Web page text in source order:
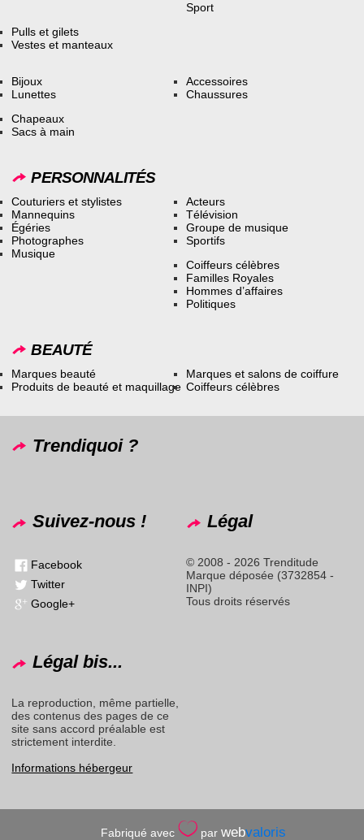
Sport
Pulls et gilets
Vestes et manteaux
Bijoux
Lunettes
Accessoires
Chaussures
Chapeaux
Sacs à main
PERSONNALITÉS
Couturiers et stylistes
Mannequins
Égéries
Photographes
Musique
Acteurs
Télévision
Groupe de musique
Sportifs
Coiffeurs célèbres
Familles Royales
Hommes d’affaires
Politiques
BEAUTÉ
Marques beauté
Produits de beauté et maquillage
Marques et salons de coiffure
Coiffeurs célèbres
Trendiquoi ?
Suivez-nous !
Facebook
Twitter
Google+
Légal
© 2008 - 2026 Trenditude
Marque déposée (3732854 -
INPI)
Tous droits réservés
Légal bis...
La reproduction, même partielle,
des contenus des pages de ce
site sans accord préalable est
strictement interdite.
Informations hébergeur
Fabriqué avec parwebvaloris